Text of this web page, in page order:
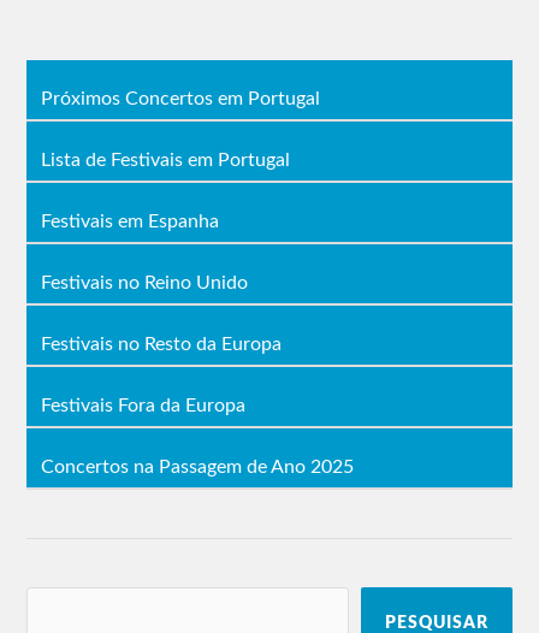
Próximos Concertos em Portugal
Lista de Festivais em Portugal
Festivais em Espanha
Festivais no Reino Unido
Festivais no Resto da Europa
Festivais Fora da Europa
Concertos na Passagem de Ano 2025
PESQUISAR